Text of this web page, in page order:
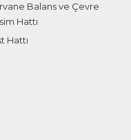
Balans ve Çevre
Hattı
Hattı